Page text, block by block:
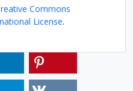
Commons
License.